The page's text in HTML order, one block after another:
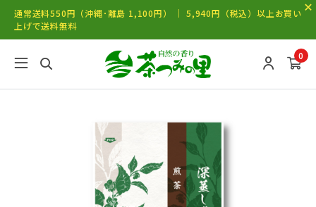
通常送料550円（沖縄･離島 1,100円） ｜ 5,940円（税込）以上お買い
上げで送料無料
0